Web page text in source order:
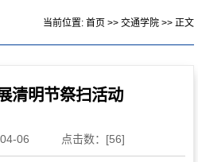
当前位置: 首页 >> 交通学院 >> 正文
清明节祭扫活动
06 点击数：[56]